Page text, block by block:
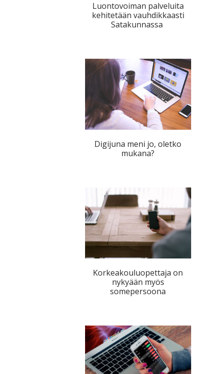
Luontovoiman palveluita
kehitetään vauhdikkaasti
Satakunnassa
Digijuna meni jo, oletko
mukana?
Korkeakouluopettaja on
nykyään myös
somepersoona